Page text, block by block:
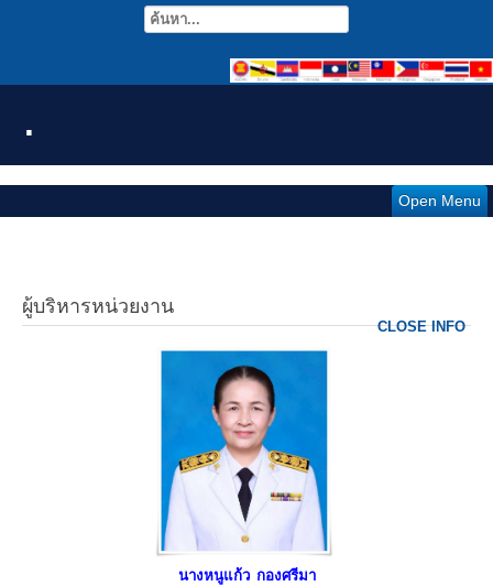
.
Open Menu
ผู้บริหารหน่วยงาน
นางหนูแก้ว กองศรีมา
CLOSE INFO